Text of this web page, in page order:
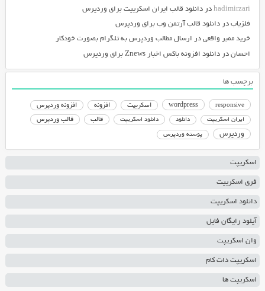
hadimirzariدر دانلود قالب ایران اسکریپت برای وردپرس
فلزیابدر دانلود قالب آرتمن وب برای وردپرس
خرید ممبر واقعیدر ارسال مطالب وردپرس به تلگرام بصورت خودکار
احساندر دانلود افزونه باکس اخبار Znews برای وردپرس
برچسب ها
responsive
wordpress اسکریپت افزونه افزونه وردپرس
ایران اسکریپت دانلود دانلود اسکریپت قالب قالب وردپرس
وردپرس پوسته وردپرس
اسکریپت
فری اسکریپت
دانلود اسکریپت
آپلود رایگان فایل
وان اسکریپت
اسکریپت دات کام
اسکریپت ها